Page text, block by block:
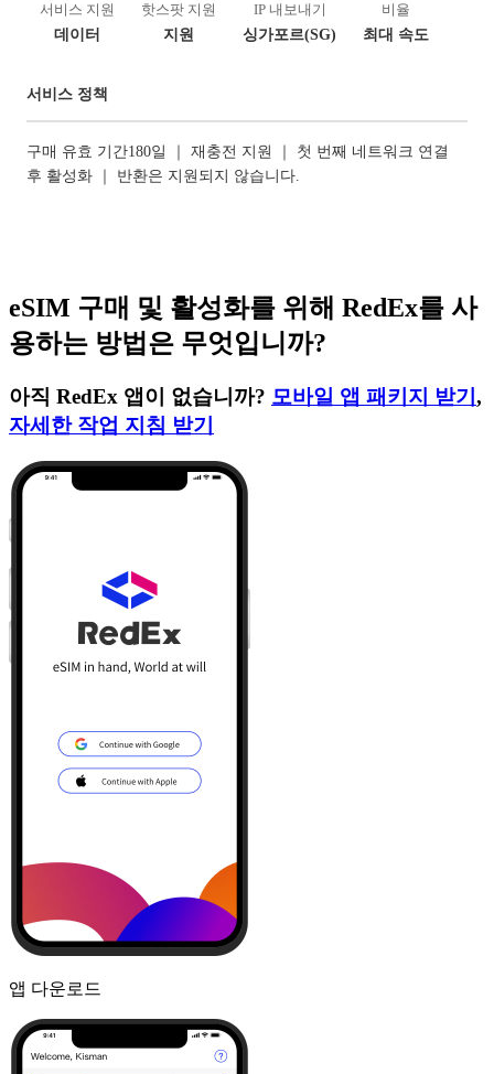
서비스 지원
데이터
핫스팟 지원
지원
IP 내보내기
싱가포르(SG)
비율
최대 속도
서비스 정책
구매 유효 기간180일 ｜ 재충전 지원 ｜ 첫 번째 네트워크 연결
후 활성화 ｜ 반환은 지원되지 않습니다.
eSIM 구매 및 활성화를 위해 RedEx를 사
용하는 방법은 무엇입니까?
아직 RedEx 앱이 없습니까? 모바일 앱 패키지 받기 ,
자세한 작업 지침 받기
앱 다운로드